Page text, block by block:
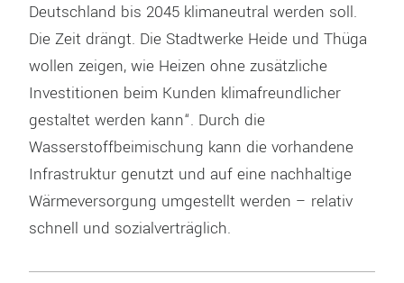
Deutschland bis 2045 klimaneutral werden soll.
Die Zeit drängt. Die Stadtwerke Heide und Thüga
wollen zeigen, wie Heizen ohne zusätzliche
Investitionen beim Kunden klimafreundlicher
gestaltet werden kann“. Durch die
Wasserstoffbeimischung kann die vorhandene
Infrastruktur genutzt und auf eine nachhaltige
Wärmeversorgung umgestellt werden – relativ
schnell und sozialverträglich.